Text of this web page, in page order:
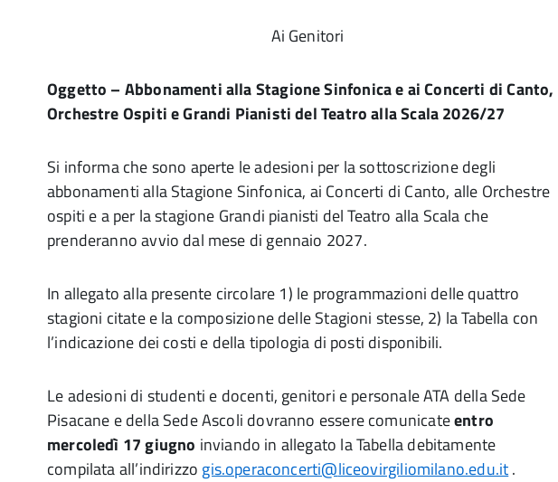
Ai Genitori
Oggetto – Abbonamenti alla Stagione Sinfonica e ai Concerti di Canto,
Orchestre Ospiti e Grandi Pianisti del Teatro alla Scala 2026/27
Si informa che sono aperte le adesioni per la sottoscrizione degli
abbonamenti alla Stagione Sinfonica, ai Concerti di Canto, alle Orchestre
ospiti e a per la stagione Grandi pianisti del Teatro alla Scala che
prenderanno avvio dal mese di gennaio 2027.
In allegato alla presente circolare 1) le programmazioni delle quattro
stagioni citate e la composizione delle Stagioni stesse, 2) la Tabella con
l’indicazione dei costi e della tipologia di posti disponibili.
Le adesioni di studenti e docenti, genitori e personale ATA della Sede
Pisacane e della Sede Ascoli dovranno essere comunicateentro
mercoledì 17 giugno inviando in allegato la Tabella debitamente
compilata all’indirizzo gis.operaconcerti@liceovirgiliomilano.edu.it.